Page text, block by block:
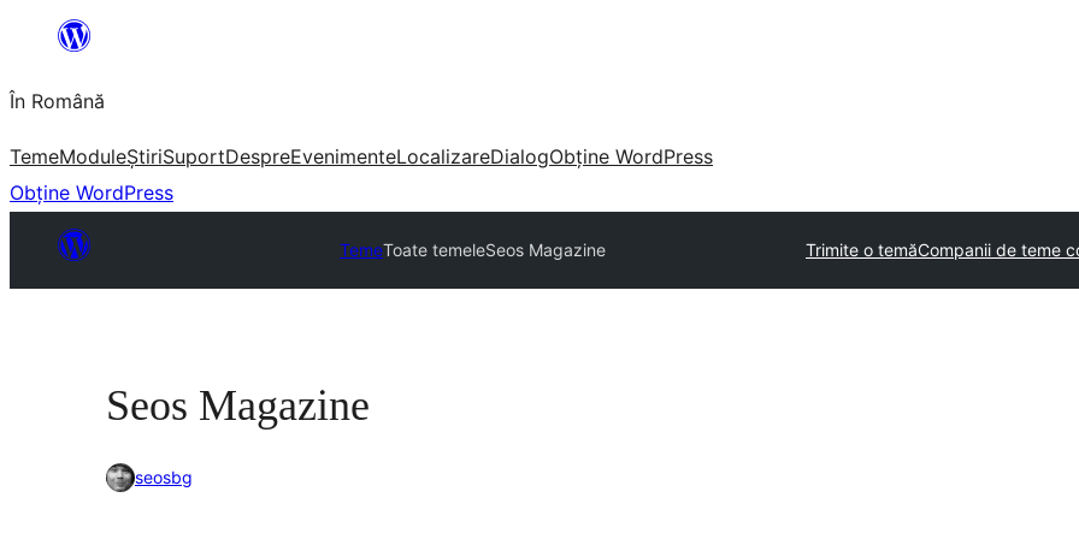
conținut
În Română
TemeModuleȘtiriSuportDespreEvenimenteLocalizareDialogObține WordPress
Obține WordPress
TemeToate temeleSeos Magazine Trimite o temăCompanii de teme
Seos Magazine
seosbg